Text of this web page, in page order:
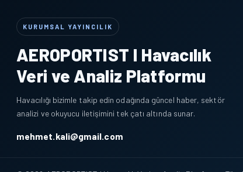
KURUMSAL YAYINCILIK
AEROPORTIST I Havacılık
Veri ve Analiz Platformu
Havacılığı bizimle takip edin odağında güncel haber, sektör
analizi ve okuyucu iletişimini tek çatı altında sunar.
mehmet.kali@gmail.com